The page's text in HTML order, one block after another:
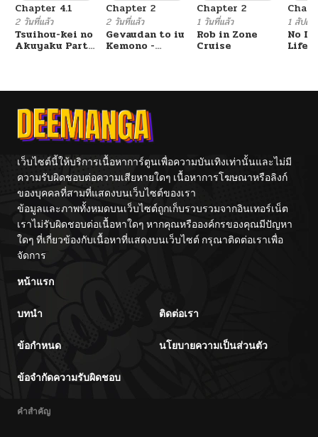
Chapter 4.1
2 วันที่แล้ว
Tsuihou-kei no
Akuyaku Party
Sareru Mae ni
Tsuihou
Shimashita.:
Skill o Ubau
Akuyakusugiru
Tsuyosugiru
Chapter 2
2 วันที่แล้ว
Gevaudan to iu
Kemono -
Ningen no
Monster wa,
Fukushuu no
Prison Break
Kuwadateru-
Chapter 2
1 วันที่แล้ว
Rob in Zone
Cruise
1 สัปด
No
Life!!
เว็บไซต์นี้ให้บริการเนื้อหาการ์ตูนเพื่อความบันเทิงเท่านั้นและไม่มี
ความรับผิดชอบต่อความเสียหายใดๆ เนื้อหาการโฆษณาหรือลิงก์
ของบุคคลที่สามที่แสดงบนเว็บไซต์ของเรา
ข้อมูลและภาพทั้งหมดบนเว็บไซต์ถูกเก็บรวบรวมจากอินเทอร์เน็ต
เราไม่รับผิดชอบต่อเนื้อหาใดๆ หากคุณหรือองค์กรของคุณมีปัญหา
ใดๆ ที่เกี่ยวข้องกับเนื้อหาที่แสดงบนเว็บไซต์ กรุณาติดต่อเราเพื่อ
จัดการ
หน้าแรก
บทนำ ติดต่อเรา
ข้อกำหนด นโยบายความเป็นส่วนตัว
ข้อจำกัดความรับผิดชอบ
คำสำคัญ